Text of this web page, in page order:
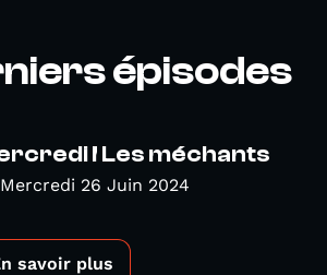
épisodes
! Les méchants
Mercredi 26 Juin 2024
savoir plus